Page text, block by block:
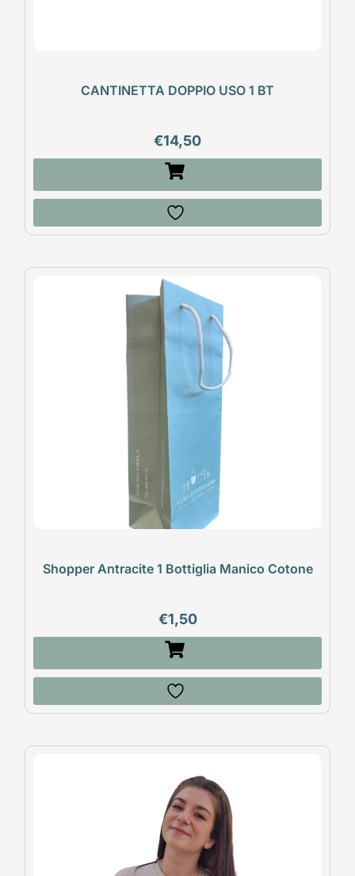
CANTINETTA DOPPIO USO 1 BT
€14,50
Shopper Antracite 1 Bottiglia Manico Cotone
€1,50